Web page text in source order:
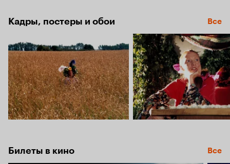
Кадры, постеры и обои Все
Билеты в кино Все